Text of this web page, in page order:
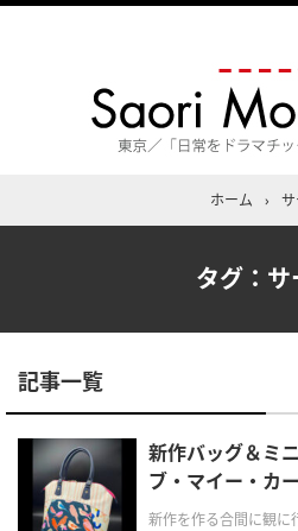
ホーム ›
タグ：サ
記事一覧
新作バッグ＆ミ
ブ・マイー・カー
新作を作る合間に観に